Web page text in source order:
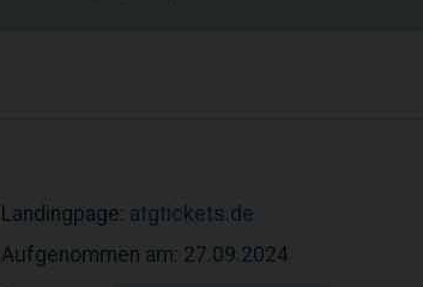
Landingpage: atgtickets.de
Aufgenommen am: 27.09.2024